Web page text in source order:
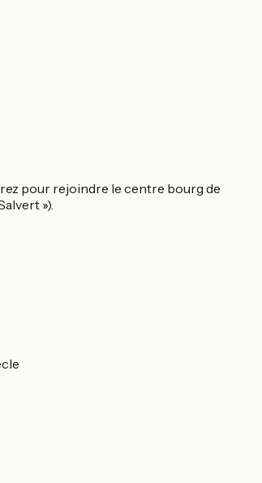
pour rejoindre le centre bourg de
»).